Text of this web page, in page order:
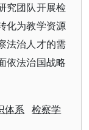
究团队开展检
化为教学资源
法治人才的需
依法治国战略
体系 检察学